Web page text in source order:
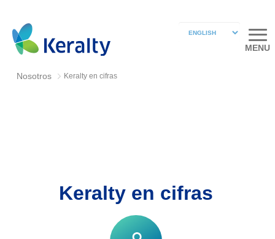
MENU
Nosotros Keralty en cifras
Keralty en cifras